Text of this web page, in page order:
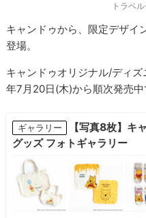
トラベ
キャンドゥから、限定デザイ
登場。
キャンドゥオリジナル/ディ
年7月20日(木)から順次発売中
ギャラリー
【写真8枚】キ
グッズ フォトギャラリー